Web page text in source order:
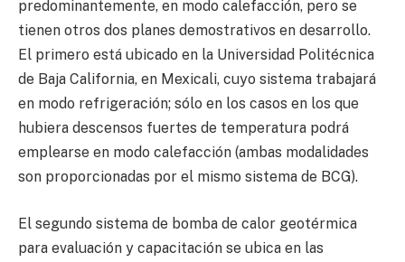
predominantemente, en modo calefacción, pero se
tienen otros dos planes demostrativos en desarrollo.
El primero está ubicado en la Universidad Politécnica
de Baja California, en Mexicali, cuyo sistema trabajará
en modo refrigeración; sólo en los casos en los que
hubiera descensos fuertes de temperatura podrá
emplearse en modo calefacción (ambas modalidades
son proporcionadas por el mismo sistema de BCG).
El segundo sistema de bomba de calor geotérmica
para evaluación y capacitación se ubica en las